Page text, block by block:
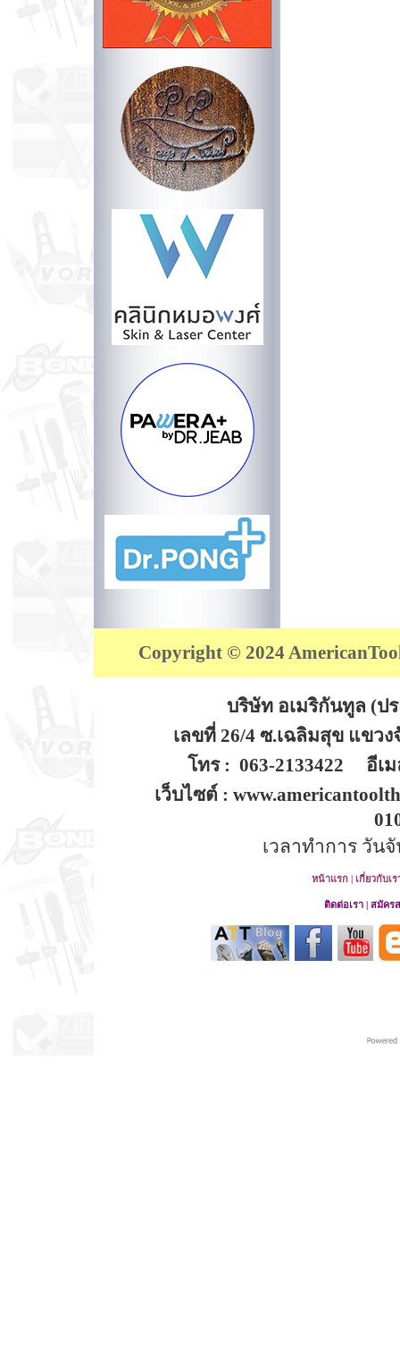
Copyright © 2024
บริษัท อเมริกันทูล (ป
เลขที่ 26/4 ซ.เฉลิมสุข แขวง
โทร : 063-2133422 อีเม
เว็บไซต์ :
เวลาทำการ วัน
หน้าแรก | เกี่ยวกับเร
ติดต่อเรา | สมัคร